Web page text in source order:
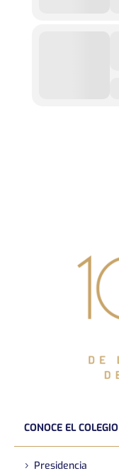
CONOCE EL COLEGIO
Presidencia